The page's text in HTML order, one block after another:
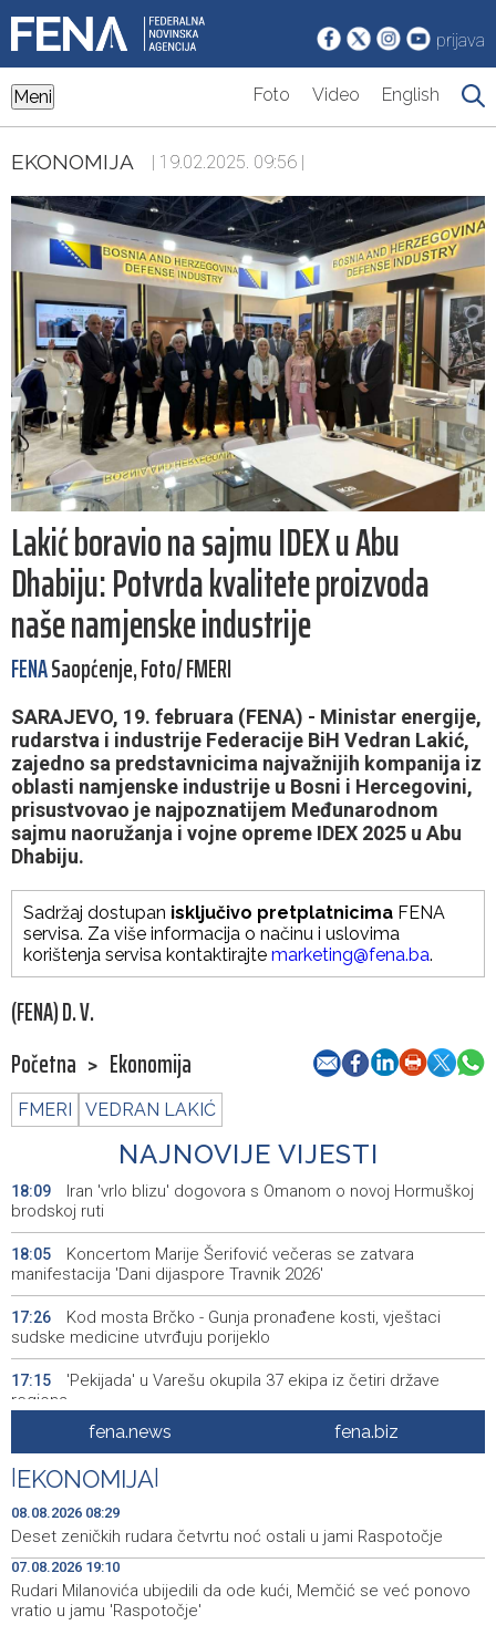
prijava
Meni Foto Video English
EKONOMIJA | 19.02.2025. 09:56 |
Lakić boravio na sajmu IDEX u Abu
Dhabiju: Potvrda kvalitete proizvoda
naše namjenske industrije
FENASaopćenje, Foto/ FMERI
SARAJEVO, 19. februara (FENA) - Ministar energije,
rudarstva i industrije Federacije BiH Vedran Lakić,
zajedno sa predstavnicima najvažnijih kompanija iz
oblasti namjenske industrije u Bosni i Hercegovini,
prisustvovao je najpoznatijem Međunarodnom
sajmu naoružanja i vojne opreme IDEX 2025 u Abu
Dhabiju.
Sadržaj dostupan isključivo pretplatnicima FENA
servisa. Za više informacija o načinu i uslovima
korištenja servisa kontaktirajte marketing@fena.ba.
(FENA) D. V.
Početna > Ekonomija
FMERI VEDRAN LAKIĆ
NAJNOVIJE VIJESTI
18:09
Iran 'vrlo blizu' dogovora s Omanom o novoj Hormuškoj
brodskoj ruti
18:05
Koncertom Marije Šerifović večeras se zatvara
manifestacija 'Dani dijaspore Travnik 2026'
17:26
Kod mosta Brčko - Gunja pronađene kosti, vještaci
sudske medicine utvrđuju porijeklo
17:15
'Pekijada' u Varešu okupila 37 ekipa iz četiri države
regiona
U rijeci Krivaji kod Zavidovića utopio se muškarac
16:08 Otvorena džamija u Milatkovićima kod Čajniča
15:55
Zmajice se okupile u Mostaru: Reprezentacija BiH kreće
15:55
SFF - Specijalna predfestivalska projekcija restauriranog
filma 'Žena s krajolikom' Ivice Matića
fena.news fena.biz
EKONOMIJA
08.08.2026 08:29
Deset zeničkih rudara četvrtu noć ostali u jami Raspotočje
07.08.2026 19:10
Rudari Milanovića ubijedili da ode kući, Memčić se već ponovo
vratio u jamu 'Raspotočje'